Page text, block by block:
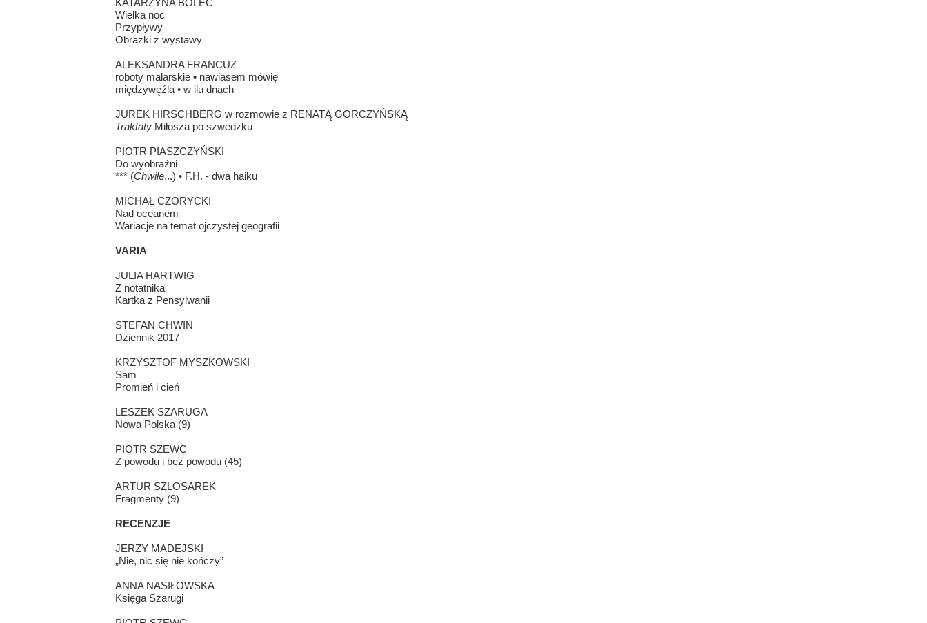
Wielka noc
Przypływy
Obrazki z wystawy
ALEKSANDRA FRANCUZ
roboty malarskie • nawiasem mówię
międzywęźla • w ilu dnach
JUREK HIRSCHBERG w rozmowie z RENATĄ GORCZYŃSKĄ
TraktatyMiłosza po szwedzku
PIOTR PIASZCZYŃSKI
Do wyobraźni
*** (Chwile...) • F.H. - dwa haiku
MICHAŁ CZORYCKI
Nad oceanem
Wariacje na temat ojczystej geografii
VARIA
JULIA HARTWIG
Z notatnika
Kartka z Pensylwanii
STEFAN CHWIN
Dziennik 2017
KRZYSZTOF MYSZKOWSKI
Sam
Promień i cień
LESZEK SZARUGA
Nowa Polska (9)
PIOTR SZEWC
Z powodu i bez powodu (45)
ARTUR SZLOSAREK
Fragmenty (9)
RECENZJE
JERZY MADEJSKI
„Nie, nic się nie kończy”
ANNA NASIŁOWSKA
Księga Szarugi